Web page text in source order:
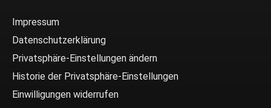
Impressum
Datenschutzerklärung
Privatsphäre-Einstellungen ändern
Historie der Privatsphäre-Einstellungen
Einwilligungen widerrufen